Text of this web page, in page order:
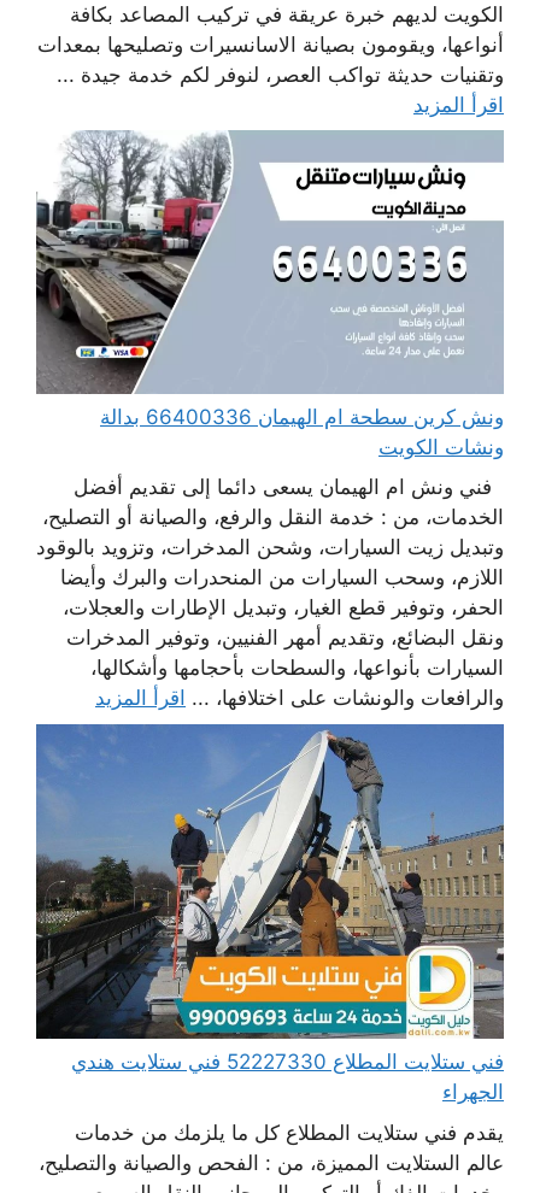
الكويت لديهم خبرة عريقة في تركيب المصاعد بكافة
أنواعها، ويقومون بصيانة الاسانسيرات وتصليحها بمعدات
وتقنيات حديثة تواكب العصر، لنوفر لكم خدمة جيدة ...
اقرأ المزيد
ونش كرين سطحة ام الهيمان 66400336 بدالة
ونشات الكويت
فني ونش ام الهيمان يسعى دائما إلى تقديم أفضل
الخدمات، من : خدمة النقل والرفع، والصيانة أو التصليح،
وتبديل زيت السيارات، وشحن المدخرات، وتزويد بالوقود
اللازم، وسحب السيارات من المنحدرات والبرك وأيضا
الحفر، وتوفير قطع الغيار، وتبديل الإطارات والعجلات،
ونقل البضائع، وتقديم أمهر الفنيين، وتوفير المدخرات
السيارات بأنواعها، والسطحات بأحجامها وأشكالها،
والرافعات والونشات على اختلافها، ... اقرأ المزيد
فني ستلايت المطلاع 52227330 فني ستلايت هندي
الجهراء
يقدم فني ستلايت المطلاع كل ما يلزمك من خدمات
عالم الستلايت المميزة، من : الفحص والصيانة والتصليح،